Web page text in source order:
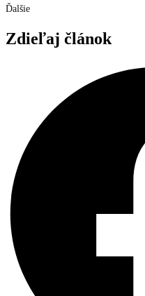
Ďalšie
Zdieľaj článok